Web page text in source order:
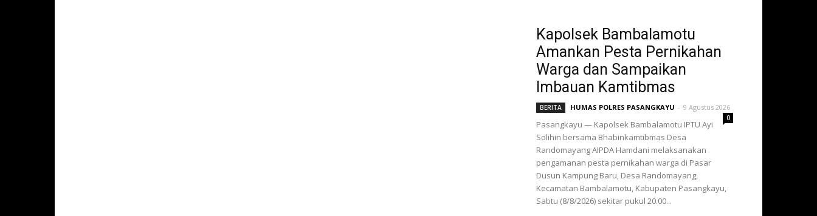
Kapolsek Bambalamotu
Amankan Pesta Pernikahan
Warga dan Sampaikan
Imbauan Kamtibmas
BERITA HUMAS POLRES PASANGKAYU - 9 Agustus 2026
0
Pasangkayu — Kapolsek Bambalamotu IPTU Ayi
Solihin bersama Bhabinkamtibmas Desa
Randomayang AIPDA Hamdani melaksanakan
pengamanan pesta pernikahan warga di Pasar
Dusun Kampung Baru, Desa Randomayang,
Kecamatan Bambalamotu, Kabupaten Pasangkayu,
Sabtu (8/8/2026) sekitar pukul 20.00...